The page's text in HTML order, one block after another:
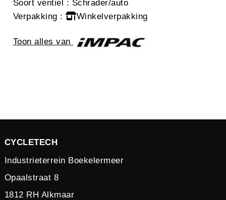
Soort ventiel : Schrader/auto
Verpakking : Winkelverpakking
Toon alles van
CYCLETECH
Industrieterrein Boekelermeer
Opaalstraat 8
1812 RH Alkmaar